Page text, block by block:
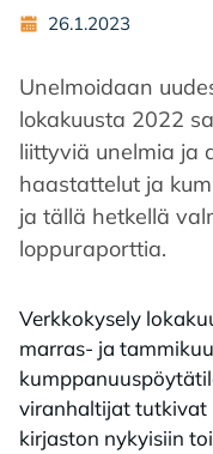
26.1.2023
Unelmoidaan
lokakuusta 2022
liittyviä unelmia ja
haastattelut ja
ja tällä hetkellä
loppuraporttia.
Verkkokysely
marras- ja
viranhaltijat tutkivat
kirjaston nykyisiin